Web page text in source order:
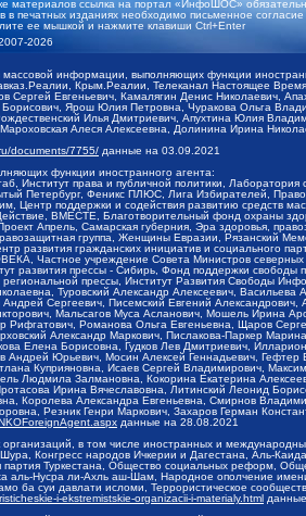
материалов ссылка на портал «ИнфоШОС»
в печатных изданиях необходимо письменное
ее мышкой и нажмите клавиши Ctrl+Enter
2026
массовой информации, выполняющих функции
Крым.Реалии, Телеканал Настоящее
Сергей Евгеньевич, Камалягин Денис Николаевич,
Ярош Юлия Петровна, Чуракова Ольга
Илья Дмитриевич, Апухтина Юлия
Алеся Алексеевна, Долинина Ирина
documents/7755/ данные на 03.09.2021
функции иностранного агента:
Институт права и публичной политики,
Петербург, Феникс ПЛЮС, Лига Избирателей,
Центр поддержки и содействия развитию средств
ВМЕСТЕ, Благотворительный фонд охраны
Апрель, Самарская губерния, Эра здоровья,
группа, Женщины Евразии, Рязанский
развития гражданских инициатив и социального
Частное учреждение Совета Министров северных
развития прессы - Сибирь, Фонд поддержки
прессы, Институт Развития Свободы
Туровский Александр Алексеевич,
Андрей Сергеевич, Писемский Евгений
Мальсагов Муса Асланович, Мошель Ирина
Рифгатович, Романова Ольга Евгеньевна, Щаров
Александр Маркович, Пислакова-Паркер
Елена Борисовна, Гудков Лев Дмитриевич,
Андрей Юрьевич, Мосин Алексей Геннадьевич,
Куприяновна, Исаев Сергей Владимирович,
Людмила Залмановна, Кокорина Екатерина
Ирина Вячеславовна, Литинский Леонид
Королева Александра Евгеньевна, Смирнов
Резник Генри Маркович, Захаров Герман
данные на 28.08.2021
в том числе иностранных и
Конгресс народов Ичкерии и Дагестана, Аль-
Туркестана, Общество социальных реформ,
аль-Нусра ли-Ахль аш-Шам, Народное ополчение
ба суи давлати исломи, Террористическое
i-ekstremistskie-organizacii-i-materialy.html